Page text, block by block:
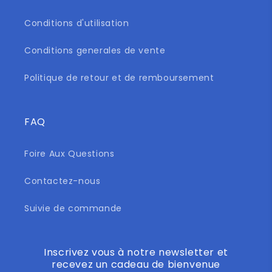
Conditions d'utilisation
Conditions generales de vente
Politique de retour et de remboursement
FAQ
Foire Aux Questions
Contactez-nous
Suivie de commande
Inscrivez vous à notre newsletter et
recevez un cadeau de bienvenue